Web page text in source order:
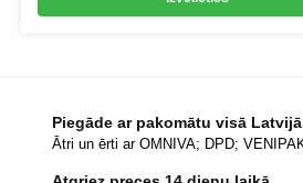
Piegāde ar pakomātu visā Latvijā
Ātri un ērti ar OMNIVA; DPD;